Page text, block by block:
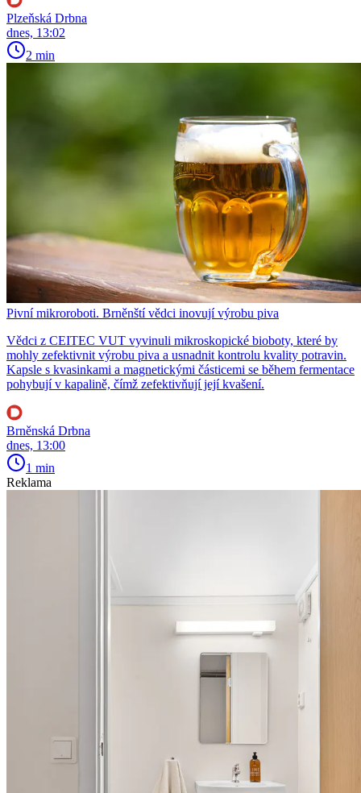
Plzeňská Drbna
dnes, 13:02
2 min
Pivní mikroroboti. Brněnští vědci inovují výrobu piva
Vědci z CEITEC VUT vyvinuli mikroskopické bioboty, které by
mohly zefektivnit výrobu piva a usnadnit kontrolu kvality potravin.
Kapsle s kvasinkami a magnetickými částicemi se během fermentace
pohybují v kapalině, čímž zefektivňují její kvašení.
Brněnská Drbna
dnes, 13:00
1 min
Reklama